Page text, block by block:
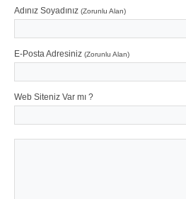
Adınız Soyadınız (Zorunlu Alan)
E-Posta Adresiniz (Zorunlu Alan)
Web Siteniz Var mı ?